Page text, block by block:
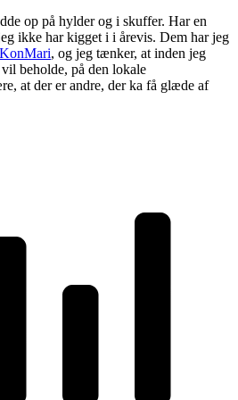
op på hylder og i skuffer. Har en
ikke har kigget i i årevis. Dem har jeg
KonMari, og jeg tænker, at inden jeg
beholde, på den lokale
at der er andre, der ka få glæde af